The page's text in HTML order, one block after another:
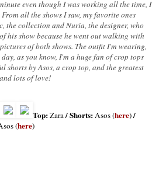
even though I was working all the time, I
all the shows I saw, my favorite ones
the collection and Nuria, the designer, who
his show because he went out walking with
of both shows. The outfit I'm wearing,
as you know, I'm a huge fan of crop tops
shorts by Asos, a crop top, and the greatest
lots of love!
Top:Zara/ Shorts:Asos (here)/
(here)